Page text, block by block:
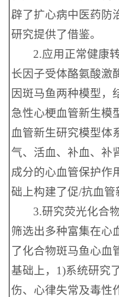
辟了扩心病中医药防
研究提供了借鉴。
2.应用正常健康
长因子受体酪氨酸激
因斑马鱼两种模型，
急性心梗血管新生模
血管新生研究模型体
气、活血、补血、补
成分的心血管保护作
础上构建了促/抗血管
3.研究荧光化合
筛选出多种富集在心
了化合物斑马鱼心血
基础上，1)系统研究
伤、心律失常及毒性